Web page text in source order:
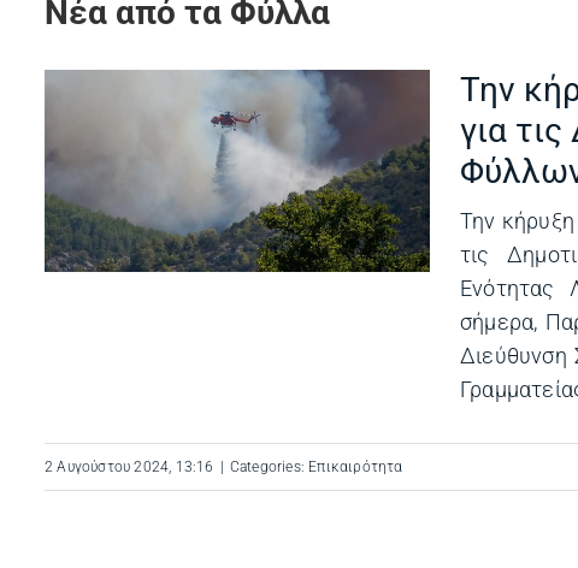
Νέα από τα Φύλλα
Την
για
Την κήρυξη
τις
Ενότητας
σήμερα,
Διεύθυνση
2 Αυγούστου 2024, 13:16 Categories: Επικαιρότητα